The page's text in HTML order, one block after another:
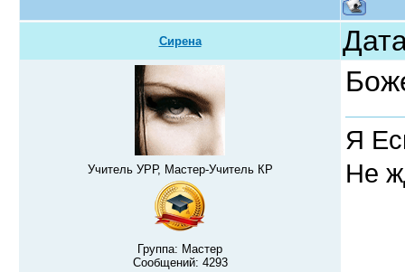
Сирена
Учитель УРР, Мастер-Учитель КР
Группа: Мастер
Сообщений: 4293
Я
Не